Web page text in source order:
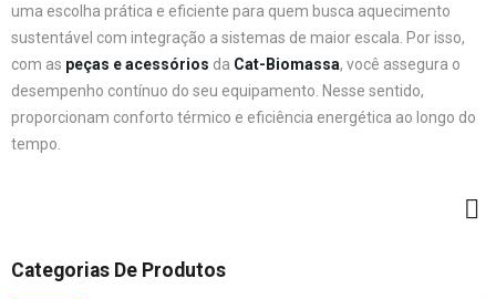
uma escolha prática e eficiente para quem busca aquecimento
sustentável com integração a sistemas de maior escala. Por isso,
com as peças e acessórios da Cat-Biomassa, você assegura o
desempenho contínuo do seu equipamento. Nesse sentido,
proporcionam conforto térmico e eficiência energética ao longo do
tempo.
Categorias De Produtos